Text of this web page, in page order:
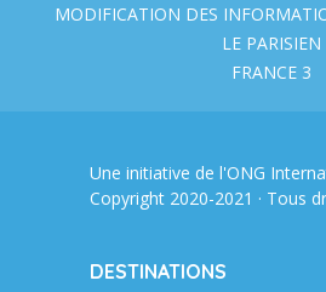
MODIFICATION DES
LE PARISIEN
FRANCE 3
Une initiative de l'ONG
Copyright 2020-2021 · Tous
DESTINATIONS